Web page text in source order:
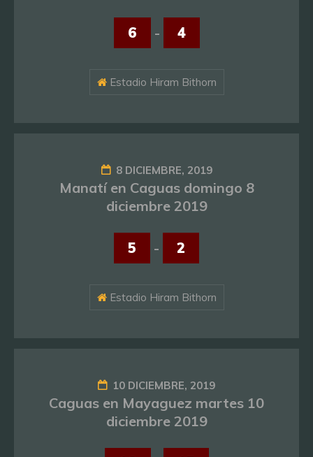
6 - 4
Estadio Hiram Bithorn
8 DICIEMBRE, 2019
Manatí en Caguas domingo 8
diciembre 2019
5 - 2
Estadio Hiram Bithorn
10 DICIEMBRE, 2019
Caguas en Mayaguez martes 10
diciembre 2019